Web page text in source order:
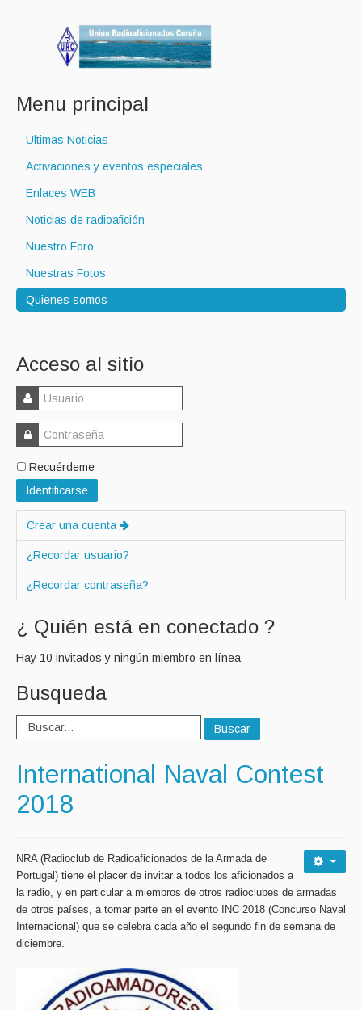
Menu principal
Ultimas Noticias
Activaciones y eventos especiales
Enlaces WEB
Noticias de radioafición
Nuestro Foro
Nuestras Fotos
Quienes somos
Acceso al sitio
Recuérdeme
Identificarse
Crear una cuenta
¿Recordar usuario?
¿Recordar contraseña?
¿ Quién está en conectado ?
Hay 10 invitados y ningún miembro en línea
Busqueda
Buscar
International Naval Contest
2018
NRA (Radioclub de Radioaficionados de la Armada de
Portugal) tiene el placer de invitar a todos los aficionados a
la radio, y en particular a miembros de otros radioclubes de armadas
de otros países, a tomar parte en el evento INC 2018 (Concurso Naval
Internacional) que se celebra cada año el segundo fin de semana de
diciembre.